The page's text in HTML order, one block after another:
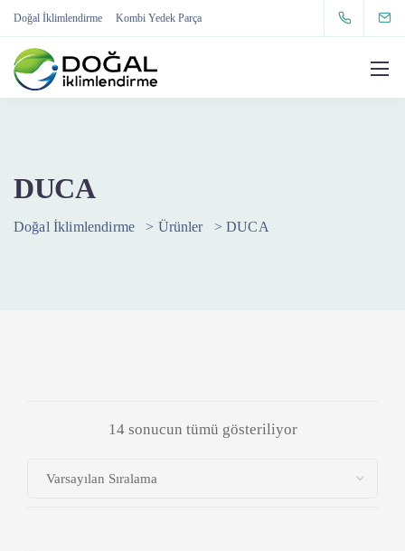
Doğal İklimlendirme Kombi Yedek Parça
DUCA
Doğal İklimlendirme > Ürünler >DUCA
14 sonucun tümü gösteriliyor